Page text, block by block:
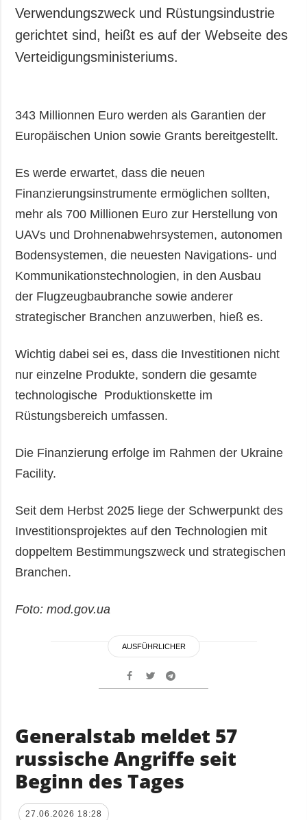
Verwendungszweck und Rüstungsindustrie
gerichtet sind, heißt es auf der Webseite des
Verteidigungsministeriums.
343 Millionnen Euro werden als Garantien der
Europäischen Union sowie Grants bereitgestellt.
Es werde erwartet, dass die neuen
Finanzierungsinstrumente ermöglichen sollten,
mehr als 700 Millionen Euro zur Herstellung von
UAVs und Drohnenabwehrsystemen, autonomen
Bodensystemen, die neuesten Navigations- und
Kommunikationstechnologien, in den Ausbau
der Flugzeugbaubranche sowie anderer
strategischer Branchen anzuwerben, hieß es.
Wichtig dabei sei es, dass die Investitionen nicht
nur einzelne Produkte, sondern die gesamte
technologische Produktionskette im
Rüstungsbereich umfassen.
Die Finanzierung erfolge im Rahmen der Ukraine
Facility.
Seit dem Herbst 2025 liege der Schwerpunkt des
Investitionsprojektes auf den Technologien mit
doppeltem Bestimmungszweck und strategischen
Branchen.
Foto: mod.gov.ua
AUSFÜHRLICHER
Generalstab meldet 57
russische Angriffe seit
Beginn des Tages
27.06.2026 18:28